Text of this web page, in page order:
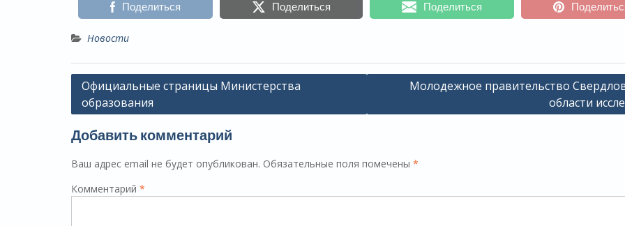
Поделиться Поделиться Поделиться
Новости
Навигация
по
записям
Официальные страницы Министерства
образования
Молодежное правительство
области
Добавить комментарий
Ваш адрес email не будет опубликован. Обязательные поля помечены *
Комментарий *